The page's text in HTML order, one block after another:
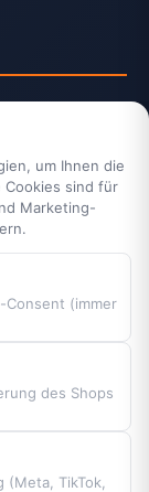
um Ihnen die
sind für
Marketing-
Consent (immer
des Shops
TikTok,